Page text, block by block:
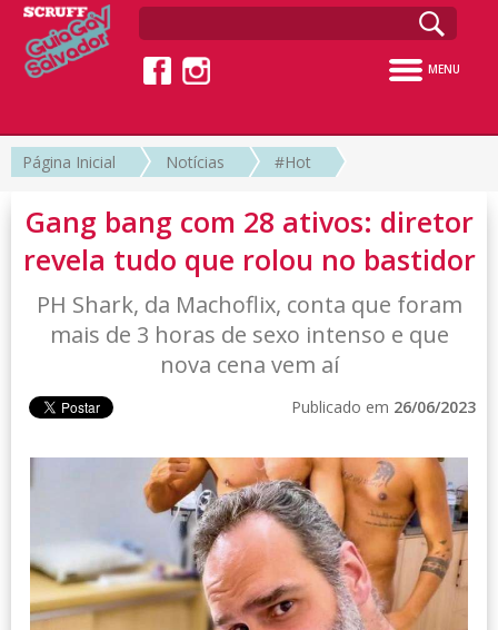
MENU
Página Inicial Notícias #Hot
Gang bang com 28 ativos: diretor
revela tudo que rolou no bastidor
PH Shark, da Machoflix, conta que foram
mais de 3 horas de sexo intenso e que
nova cena vem aí
Publicado em 26/06/2023